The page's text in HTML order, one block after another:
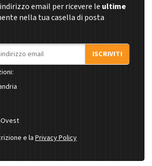
email per ricevere le ultime
nella tua casella di posta
ISCRIVITI
e la Privacy Policy